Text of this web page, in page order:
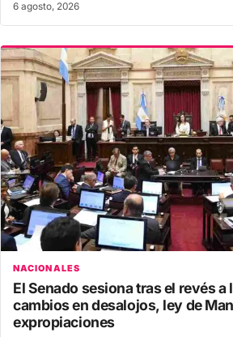
6 agosto, 2026
NACIONALES
El Senado sesiona tras el revés a
cambios en desalojos, ley de
expropiaciones